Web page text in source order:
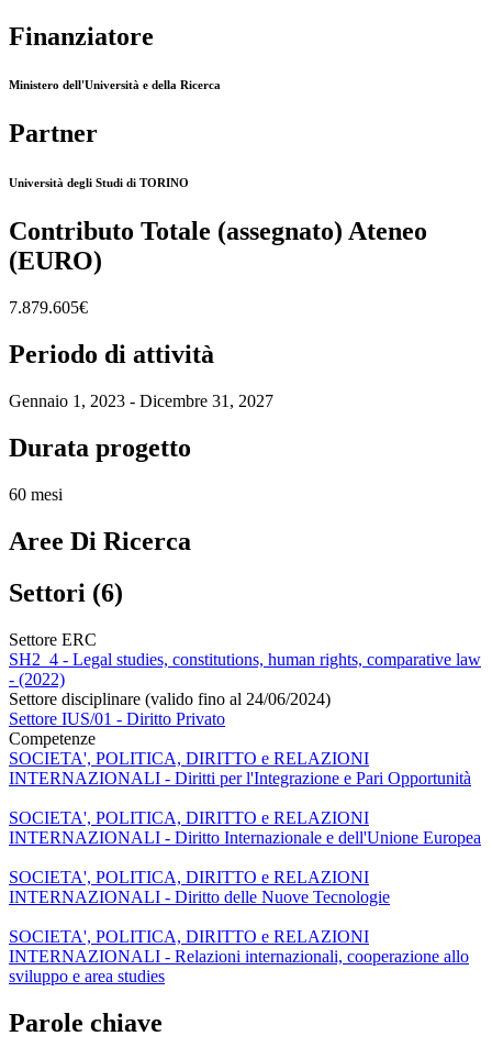
Finanziatore
Ministero dell'Università e della Ricerca
Partner
Università degli Studi di TORINO
Contributo Totale (assegnato) Ateneo
(EURO)
7.879.605€
Periodo di attività
Gennaio 1, 2023 - Dicembre 31, 2027
Durata progetto
60 mesi
Aree Di Ricerca
Settori (6)
Settore ERC
SH2_4 - Legal studies, constitutions, human rights, comparative law
- (2022)
Settore disciplinare (valido fino al 24/06/2024)
Settore IUS/01 - Diritto Privato
Competenze
SOCIETA', POLITICA, DIRITTO e RELAZIONI
INTERNAZIONALI - Diritti per l'Integrazione e Pari Opportunità
SOCIETA', POLITICA, DIRITTO e RELAZIONI
INTERNAZIONALI - Diritto Internazionale e dell'Unione Europea
SOCIETA', POLITICA, DIRITTO e RELAZIONI
INTERNAZIONALI - Diritto delle Nuove Tecnologie
SOCIETA', POLITICA, DIRITTO e RELAZIONI
INTERNAZIONALI - Relazioni internazionali, cooperazione allo
sviluppo e area studies
Parole chiave